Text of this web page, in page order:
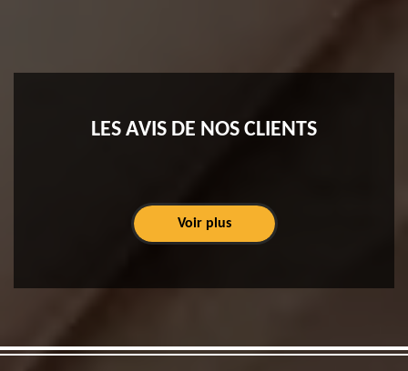
LES AVIS DE NOS CLIENTS
Voir plus